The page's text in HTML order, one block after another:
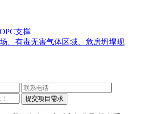
支撑
、有毒无害气体区域、危房坍塌现